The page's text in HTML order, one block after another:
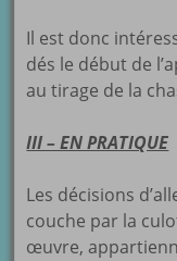
Il est donc
dés le début de
au tirage de la
III – EN PRATIQUE
Les décisions
couche par la
œuvre,